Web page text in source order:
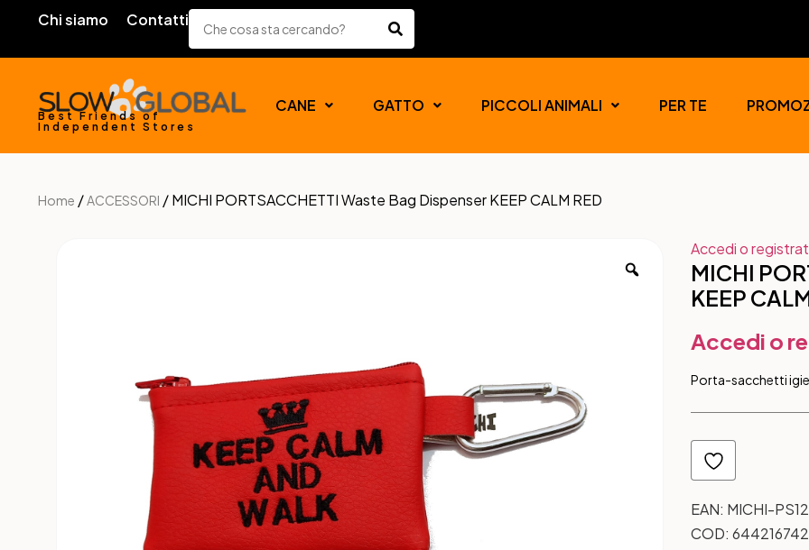
Chi siamo Contatti
Best Friends of
Independent Stores
CANE GATTO PICCOLI ANIMALI PER TE
Home /ACCESSORI / MICHI PORTSACCHETTI Waste Bag Dispenser KEEP CALM RED
Accedi o
MICHI
KEEP
Accedi o
Porta-sacchetti
EAN: MICHI-PS12
COD: